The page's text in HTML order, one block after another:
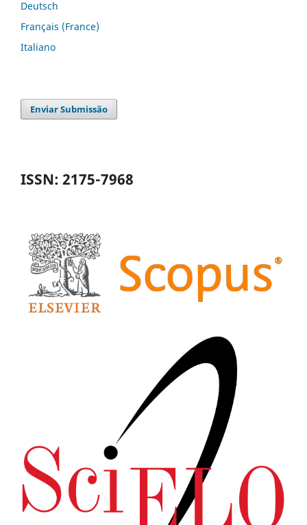
Deutsch
Français (France)
Italiano
Enviar Submissão
ISSN: 2175-7968